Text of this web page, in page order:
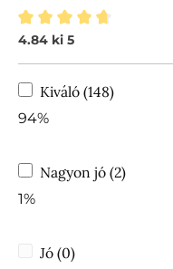
Átlagos értékelés
4.84 ki 5
Kiváló (148)
94%
Nagyon jó (2)
1%
Jó (0)